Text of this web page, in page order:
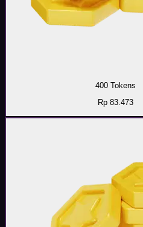
400 Tokens
Rp 83.473